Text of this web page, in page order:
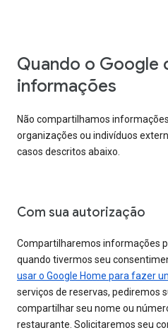
Quando o Google
informações
Não compartilhamos
organizações ou indivíduos
casos descritos abaixo.
Com sua autorização
Compartilharemos informações
quando tivermos seu
usar o Google Home para fazer
serviços de reservas, pediremos
compartilhar seu nome ou
restaurante. Solicitaremos seu